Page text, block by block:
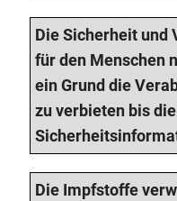
Die Sicherheit
für den Menschen
ein Grund die
zu verbieten bis
Die Impfstoffe